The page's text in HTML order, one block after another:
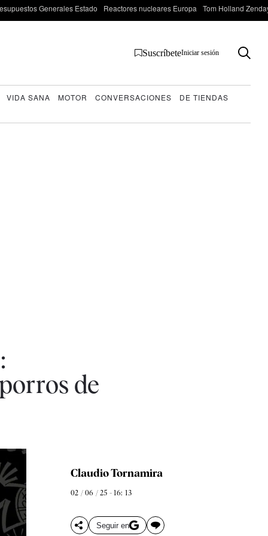
Generales Estado Reactores nucleares Europa Tom Holland
SuscríbeteIniciar sesión
VIDA SANA MOTOR CONVERSACIONES DE TIENDAS
de
Claudio Tornamira
02 / 06 / 25 - 16: 13
Seguir en